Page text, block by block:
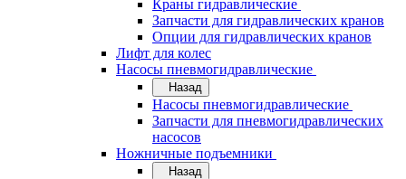
Краны гидравлические
Запчасти для гидравлических кранов
Опции для гидравлических кранов
Лифт для колес
Насосы пневмогидравлические
Назад
Насосы пневмогидравлические
Запчасти для пневмогидравлических
насосов
Ножничные подъемники
Назад